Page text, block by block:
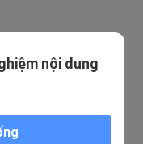
#钓魂 #38066435
với 200 con cá 1
nội dung